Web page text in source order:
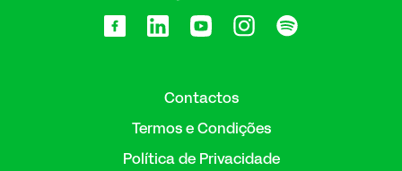
Contactos
Termos e Condições
Política de Privacidade